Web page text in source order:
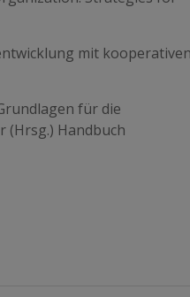
mit
für die
(Hrsg.) Handbuch